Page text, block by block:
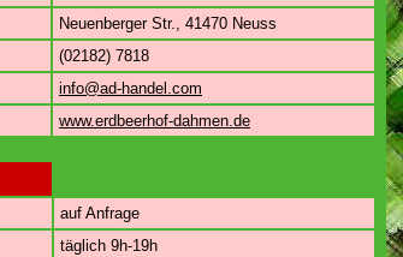
Neuenberger Str., 41470 Neuss
(02182) 7818
info@ad-handel.com
www.erdbeerhof-dahmen.de
auf Anfrage
täglich 9h-19h